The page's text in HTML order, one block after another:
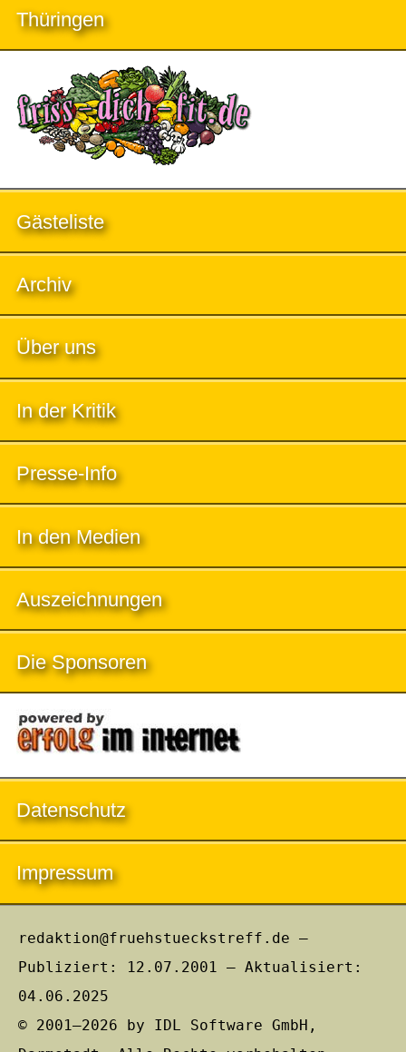
Thüringen
Gästeliste
Archiv
Über uns
In der Kritik
Presse-Info
In den Medien
Auszeichnungen
Die Sponsoren
Datenschutz
Impressum
redaktion@fruehstueckstreff.de –
Publiziert: 12.07.2001 – Aktualisiert:
04.06.2025
© 2001–2026 by IDL Software GmbH,